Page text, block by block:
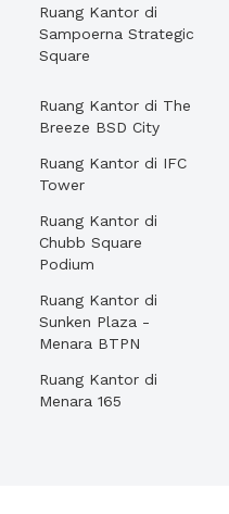
Ruang Kantor di
Sampoerna Strategic
Square
Ruang Kantor di The
Breeze BSD City
Ruang Kantor di IFC
Tower
Ruang Kantor di
Chubb Square
Podium
Ruang Kantor di
Sunken Plaza -
Menara BTPN
Ruang Kantor di
Menara 165